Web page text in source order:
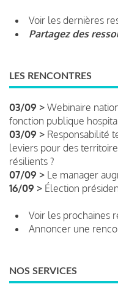
Voir les dernières
Partagez des
LES RENCONTRES
03/09 > Webinaire
fonction publique
03/09 > Responsabilité
leviers pour des
résilients ?
07/09 > Le manager
16/09 > Élection
Voir les prochaines
Annoncer une
NOS SERVICES